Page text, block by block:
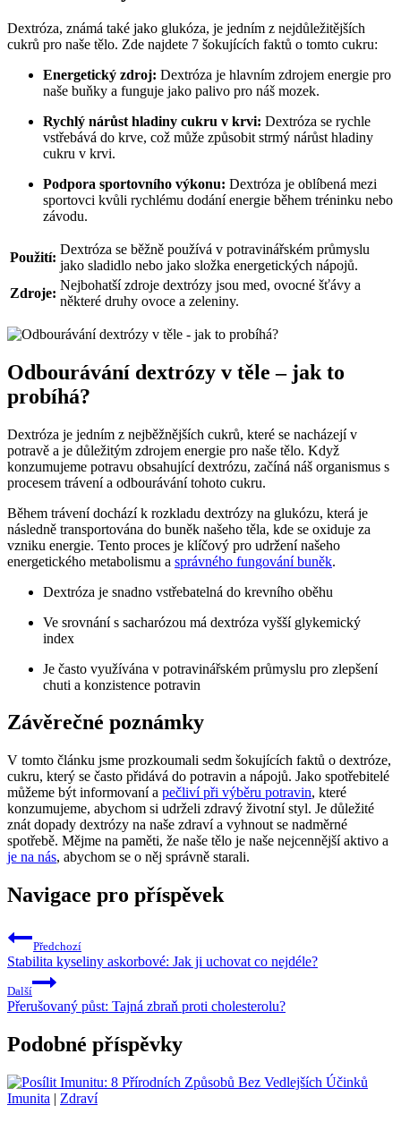
Dextróza, známá také jako glukóza, je jedním z nejdůležitějších
cukrů pro naše tělo. Zde najdete 7 šokujících faktů o tomto cukru:
Energetický zdroj: Dextróza je hlavním zdrojem energie pro
naše buňky a funguje jako palivo pro náš mozek.
Rychlý nárůst hladiny cukru v krvi: Dextróza se rychle
vstřebává do krve, což může způsobit strmý nárůst hladiny
cukru v krvi.
Podpora sportovního výkonu: Dextróza je oblíbená mezi
sportovci kvůli rychlému dodání energie během tréninku nebo
závodu.
Použití:
Dextróza se běžně používá v potravinářském průmyslu
jako sladidlo nebo jako složka energetických nápojů.
Zdroje:
Nejbohatší zdroje dextrózy jsou med, ovocné šťávy a
některé druhy ovoce a zeleniny.
Odbourávání dextrózy v těle – jak to
probíhá?
Dextróza je jedním z nejběžnějších cukrů, které se nacházejí v
potravě a je důležitým zdrojem energie pro naše tělo. Když
konzumujeme potravu obsahující dextrózu, začíná náš organismus s
procesem trávení a odbourávání tohoto cukru.
Během trávení dochází k rozkladu dextrózy na glukózu, která je
následně transportována do buněk našeho těla, kde se oxiduje za
vzniku energie. Tento proces je klíčový pro udržení našeho
energetického metabolismu a správného fungování buněk.
Dextróza je snadno vstřebatelná do krevního oběhu
Ve srovnání s sacharózou má dextróza vyšší glykemický
index
Je často využívána v potravinářském průmyslu pro zlepšení
chuti a konzistence potravin
Závěrečné poznámky
V tomto článku jsme prozkoumali sedm šokujících faktů o dextróze,
cukru, který se často přidává do potravin a nápojů. Jako spotřebitelé
můžeme být informovaní a pečliví při výběru potravin, které
konzumujeme, abychom si udrželi zdravý životní styl. Je důležité
znát dopady dextrózy na naše zdraví a vyhnout se nadměrné
spotřebě. Mějme na paměti, že naše tělo je naše nejcennější aktivo a
je na nás, abychom se o něj správně starali.
Navigace pro příspěvek
Předchozí
Stabilita kyseliny askorbové: Jak ji uchovat co nejdéle?
Další
Přerušovaný půst: Tajná zbraň proti cholesterolu?
Podobné příspěvky
Imunita | Zdraví